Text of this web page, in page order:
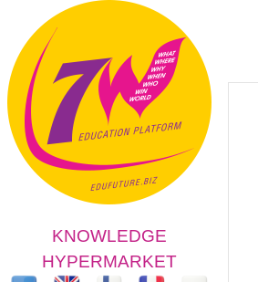
KNOWLEDGE
HYPERMARKET